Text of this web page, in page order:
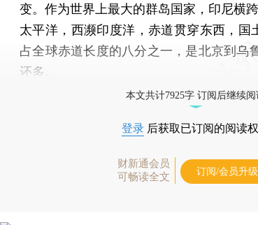
变。作为世界上最大的群岛国家，印尼横
太平洋，西濒印度洋，赤道贯穿东西，国
占全球赤道长度的八分之一，是北京到乌
还多。
本文共计7925字 订阅后继续阅
登录 后获取已订阅的阅读
财新通会员
可畅读全文
订阅/会员升级